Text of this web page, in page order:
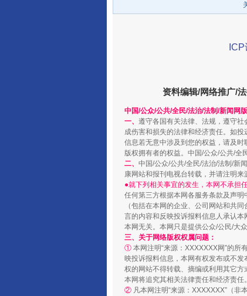
阿坝州三大球赛在茂县
资料编辑/网络推广/
中国/公众/公共/全民/法治/法制/新闻网
一、 遵守各国有关法律、法规，遵守
成伤害和损失的法律和经济责任。如
信息若无意中涉及到您的权益，请及
版权拥有者的权益。中国/公众/公共/全
二、 中国/公众/公共/全民/法治/法制/新
康网站和报刊电视台转载，并请注明来
●就下列相关事宜的发生，本网不承担
任何第三方根据本网各服务条款及声明
（包括在本网的企业、公司网站和共同
言的内容和反映投诉报料信息人承认
本网无关。本网只是提供公众/公民/大
三、关于网络版权权属问题：
① 本网注明“来源：XXXXXXX网”的
映投诉报料信息，本网有权发布或不
权的网站不得转载、摘编或利用其它方
本网将追究其相关法律责任和经济责任
② 凡本网注明“来源：XXXXXXX”（